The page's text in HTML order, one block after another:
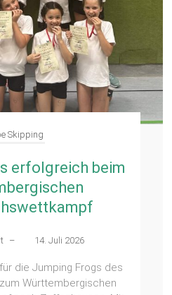
Skipping
erfolgreich beim
– 14. Juli 2026
die Jumping Frogs des
Württembergischen